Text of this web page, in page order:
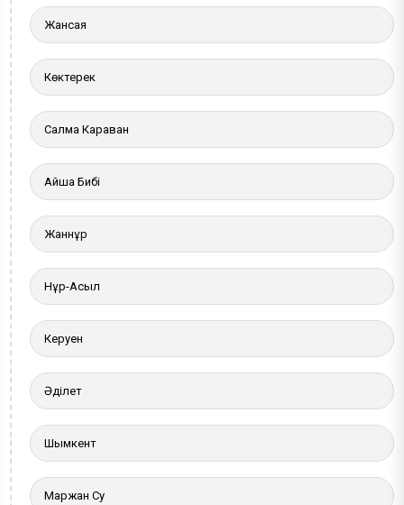
Жансая
Көктерек
Салма Караван
Айша Бибі
Жаннұр
Нұр-Асыл
Керуен
Әділет
Шымкент
Маржан Су